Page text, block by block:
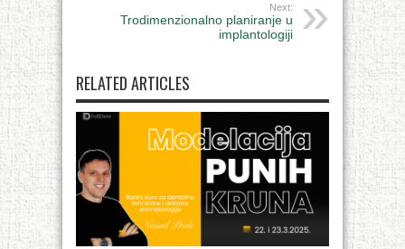
Next:
Trodimenzionalno planiranje u
implantologiji
RELATED ARTICLES